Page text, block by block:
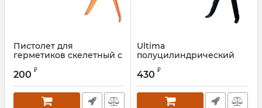
Пистолет для
герметиков скелетный с
200 ₽
Ultima
полуцилиндрический
310 мл.,усиленный
430 ₽